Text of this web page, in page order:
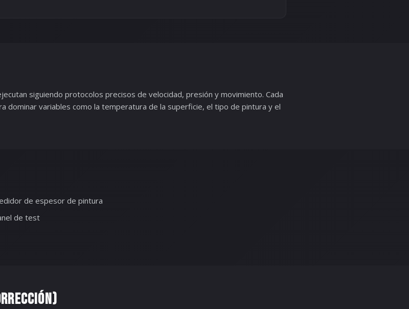
siguiendo protocolos precisos de velocidad, presión y movimiento. Cada
dominar variables como la temperatura de la superficie, el tipo de pintura y el
de espesor de pintura
de test